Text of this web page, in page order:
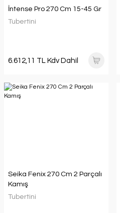
İntense Pro 270 Cm 15-45 Gr
Tubertini
6.612,11 TL Kdv Dahil
Seika Fenix 270 Cm 2 Parçalı
Kamış
Tubertini